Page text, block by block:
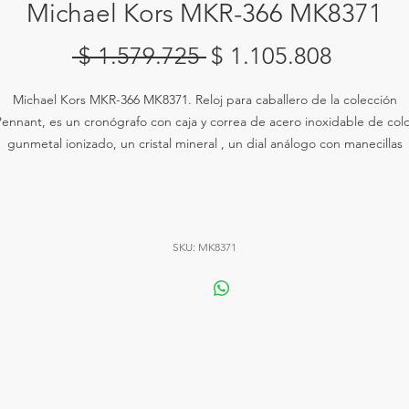
Michael Kors MKR-366 MK8371
$ 1.579.725 Precio
$ 1.105.808
oferta
Michael Kors MKR-366 MK8371. Reloj para caballero de la colección
es un cronógrafo con caja y correa de acero inoxidable de
gunmetal ionizado, un cristal mineral , un dial análogo con manecillas
SKU: MK8371